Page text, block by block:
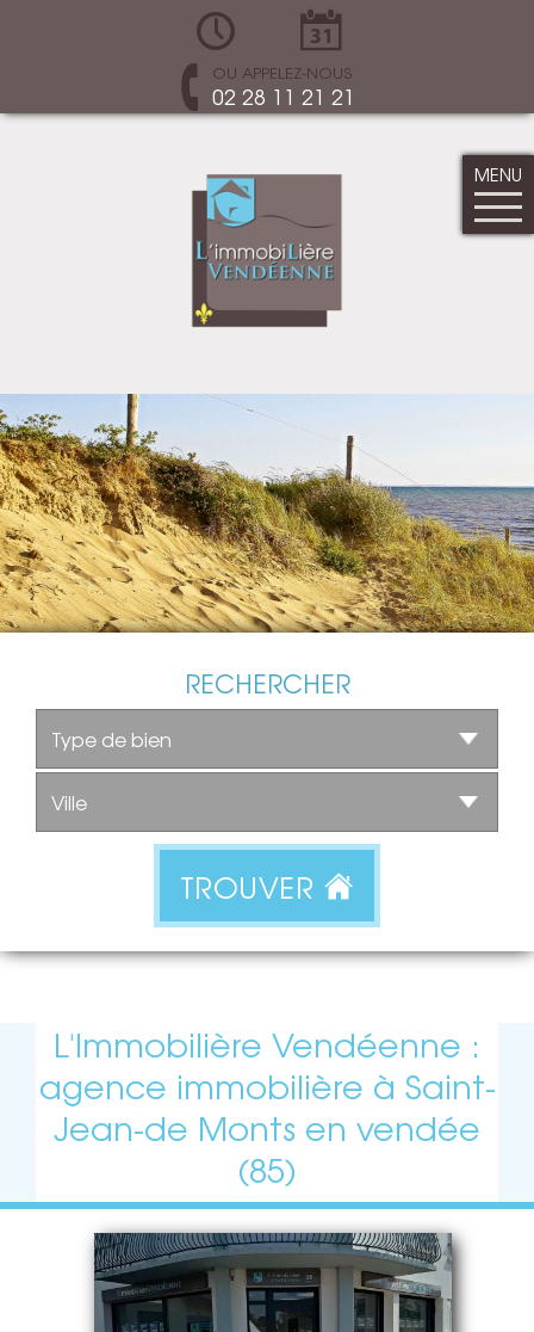
OU APPELEZ-NOUS
02 28 11 21 21
MENU
RECHERCHER
TROUVER
L'Immobilière Vendéenne :
agence immobilière à Saint-
Jean-de Monts en vendée
(85)